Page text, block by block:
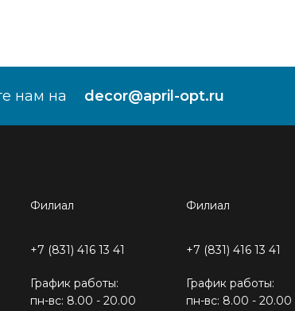
нам на decor@april-opt.ru
Филиал
+7 (831) 416 13 41
График работы:
пн-вс: 8.00 - 20.00
Филиал
+7 (831) 416 13 41
График работы:
пн-вс: 8.00 - 20.00